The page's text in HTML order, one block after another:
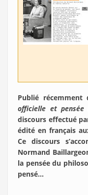
Publié récemment
officielle et pensée
discours effectué
édité en français
Ce discours
Normand
la pensée du
pensé…